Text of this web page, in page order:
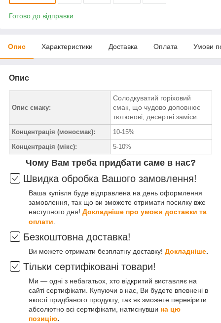
Готово до відправки
Опис Характеристики Доставка Оплата Умови
Опис
Опис смаку:
Солодкуватий горіховий
смак, що чудово доповнює
тютюнові, десертні заміси.
Концентрація (моносмак):
10-15%
Концентрація (мікс):
5-10%
Чому Вам треба придбати саме в нас?
Швидка обробка Вашого замовлення!
Ваша купівля буде відправлена на день оформлення
замовлення, так що ви зможете отримати посилку вже
наступного дня! Докладніше про умови доставки та
оплати
Безкоштовна доставка!
Ви можете отримати безплатну доставку! Докладніше.
Тільки сертифіковані товари!
Ми — одні з небагатьох, хто відкритий виставляє на
сайті сертифікати. Купуючи в нас, Ви будете впевнені в
якості придбаного продукту, так як зможете перевірити
абсолютно всі сертифікати, натиснувши на цю
позицію.